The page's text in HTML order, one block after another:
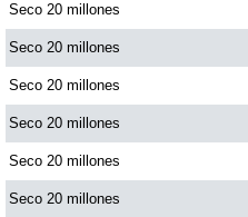
Seco 20 millones
Seco 20 millones
Seco 20 millones
Seco 20 millones
Seco 20 millones
Seco 20 millones